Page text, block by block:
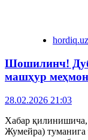
hordiq.uz
Шошилинч!
машҳур
28.02.2026 21:03
Хабар қилинишича,
Жумейра) туманига